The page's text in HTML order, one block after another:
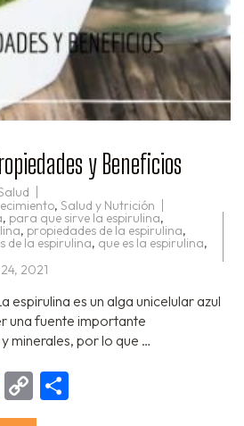
y Beneficios
, Salud y Nutrición
, para que sirve la espirulina,
, propiedades de la espirulina,
de la espirulina, que es la espirulina,
2021
espirulina es un alga unicelular azul
una fuente importante
minerales, por lo que …
Telegram
Copy
Link